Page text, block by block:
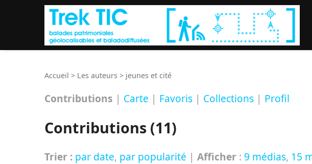
Accueil > Les auteurs > jeunes et cité
Contributions | Carte | Favoris | Collections | Profil
Contributions (11)
Trier : par date, par popularité | Afficher : 9 médias, 15